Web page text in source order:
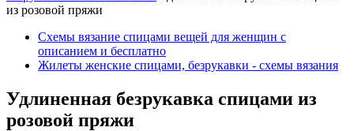
из розовой пряжи
Схемы вязание спицами вещей для женщин с
описанием и бесплатно
Жилеты женские спицами, безрукавки - схемы вязания
Удлиненная безрукавка спицами из
розовой пряжи